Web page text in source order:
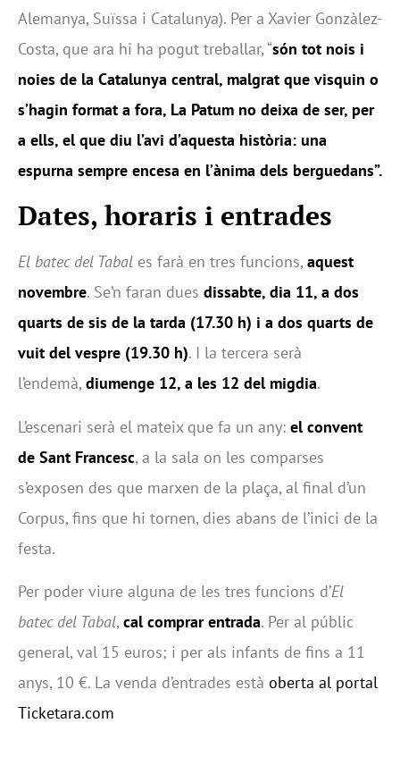
Alemanya, Suïssa i Catalunya). Per a Xavier Gonzàlez-
Costa, que ara hi ha pogut treballar, “són tot nois i
noies de la Catalunya central, malgrat que visquin o
s’hagin format a fora, La Patum no deixa de ser, per
a ells, el que diu l’avi d’aquesta història: una
espurna sempre encesa en l’ànima dels berguedans”.
Dates, horaris i entrades
El batec del Tabal es farà en tres funcions, aquest
novembre. Se’n faran dues dissabte, dia 11, a dos
quarts de sis de la tarda (17.30 h) i a dos quarts de
vuit del vespre (19.30 h). I la tercera serà
l’endemà, diumenge 12, a les 12 del migdia.
L’escenari serà el mateix que fa un any: el convent
de Sant Francesc, a la sala on les comparses
s’exposen des que marxen de la plaça, al final d’un
Corpus, fins que hi tornen, dies abans de l’inici de la
festa.
Per poder viure alguna de les tres funcions d’El
batec del Tabal, cal comprar entrada. Per al públic
general, val 15 euros; i per als infants de fins a 11
anys, 10 €. La venda d’entrades està oberta al portal
Ticketara.com